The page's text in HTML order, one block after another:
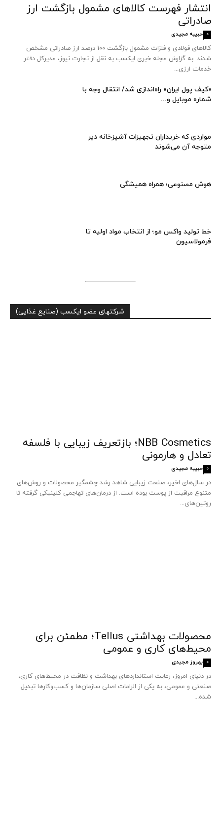
انتشار فهرست کالاهای مشمول بازگشت ارز
صادراتی
حبیبه مجیدی 0
کالاهای فولادی و فلزات مشمول بازگشت 100 درصد ارز صادراتی مشخص
شدند. به گزارش مجله خبری ایکسب به نقل از تجارت نیوز، مدیرکل دفتر
خدمات ارزی...
«کیف پول ایران» راه‌اندازی شد/ انتقال وجه با
شماره موبایل و...
مواردی که خریداران تجهیزات آشپزخانه دیر
متوجه آن می‌شوند
هوش مصنوعی؛ همراه همیشگی
خط تولید واکس مو؛ از انتخاب مواد اولیه تا
فرمولاسیون
شرکتهای عضو ایکسب (صنایع غذایی)
NBB Cosmetics؛ بازتعریف زیبایی با فلسفه
تعادل و هارمونی
حبیبه مجیدی 0
در سال‌های اخیر، صنعت زیبایی شاهد رشد چشمگیر محصولات و روش‌های
متنوع مراقبت از پوست بوده است. از درمان‌های تهاجمی کلینیکی گرفته تا
روتین‌های...
محصولات بهداشتی Tellus؛ مطمئن برای
محیط‌های کاری و عمومی
بهروز مجیدی 0
در دنیای امروز، رعایت استانداردهای بهداشت و نظافت در محیط‌های کاری،
صنعتی و عمومی، به یکی از الزامات اصلی سازمان‌ها و کسب‌وکارها تبدیل
شده...